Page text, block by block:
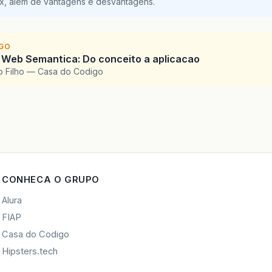
Semantica: Do conceito a aplicacao
Filho — Casa do Codigo
CONHECA O GRUPO
Alura
FIAP
Casa do Codigo
Hipsters.tech